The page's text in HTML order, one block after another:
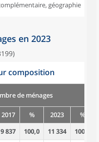
géographie
en 2023
composition
de ménages
2017 % 2023
%
9 837 100,0 11 334 100,0